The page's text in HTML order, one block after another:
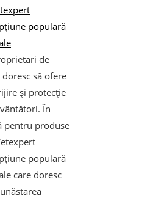
populară
de
să ofere
și protecție
În
pentru produse
populară
care doresc